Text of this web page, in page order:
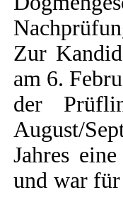
Zur
am 6.
der
August/
Jahres
und war